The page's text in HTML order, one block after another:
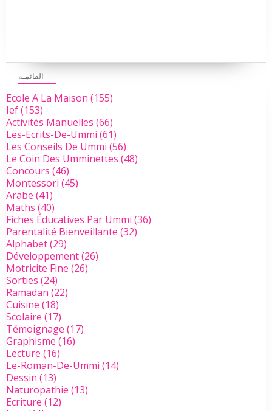
القائمـة
Ecole A La Maison (155)
Ief(153)
Activités Manuelles (66)
Les-Ecrits-De-Ummi (61)
Les Conseils De Ummi (56)
Le Coin Des Umminettes (48)
Concours (46)
Montessori (45)
Arabe (41)
Maths (40)
Fiches Éducatives Par Ummi (36)
Parentalité Bienveillante (32)
Alphabet(29)
Développement(26)
Motricite Fine (26)
Sorties (24)
Ramadan (22)
Cuisine (18)
Scolaire (17)
Témoignage (17)
Graphisme (16)
Lecture (16)
Le-Roman-De-Ummi (14)
Dessin (13)
Naturopathie (13)
Ecriture (12)